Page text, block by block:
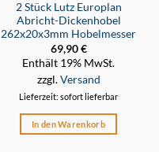
2 Stück Lutz Europlan
Abricht-Dickenhobel
262x20x3mm Hobelmesser
69,90€
Enthält 19% MwSt.
zzgl.Versand
Lieferzeit: sofort lieferbar
In den Warenkorb